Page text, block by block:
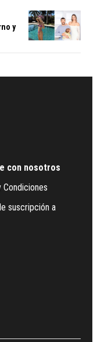
y
con nosotros
Condiciones
suscripción a